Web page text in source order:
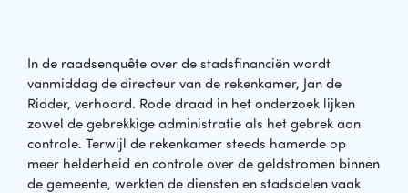
In de raadsenquête over de stadsfinanciën wordt
vanmiddag de directeur van de rekenkamer, Jan de
Ridder, verhoord. Rode draad in het onderzoek lijken
zowel de gebrekkige administratie als het gebrek aan
controle. Terwijl de rekenkamer steeds hamerde op
meer helderheid en controle over de geldstromen binnen
de gemeente, werkten de diensten en stadsdelen vaak